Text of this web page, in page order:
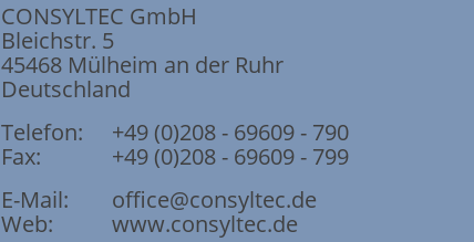
CONSYLTEC GmbH
Bleichstr. 5
45468 Mülheim an der Ruhr
Deutschland
Telefon:
+49 (0)208 - 69609 - 790
Fax:
+49 (0)208 - 69609 - 799
E-Mail:
office@consyltec.de
Web:
www.consyltec.de